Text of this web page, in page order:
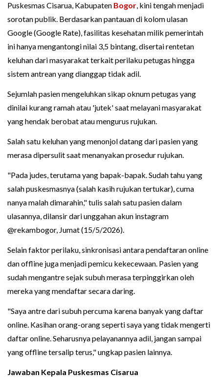
Puskesmas Cisarua, Kabupaten Bogor, kini tengah menjadi
sorotan publik. Berdasarkan pantauan di kolom ulasan
Google (Google Rate), fasilitas kesehatan milik pemerintah
ini hanya mengantongi nilai 3,5 bintang, disertai rentetan
keluhan dari masyarakat terkait perilaku petugas hingga
sistem antrean yang dianggap tidak adil.
Sejumlah pasien mengeluhkan sikap oknum petugas yang
dinilai kurang ramah atau 'jutek' saat melayani masyarakat
yang hendak berobat atau mengurus rujukan.
Salah satu keluhan yang menonjol datang dari pasien yang
merasa dipersulit saat menanyakan prosedur rujukan.
"Pada judes, terutama yang bapak-bapak. Sudah tahu yang
salah puskesmasnya (salah kasih rujukan tertukar), cuma
nanya malah dimarahin," tulis salah satu pasien dalam
ulasannya, dilansir dari unggahan akun instagram
@rekambogor, Jumat (15/5/2026).
Selain faktor perilaku, sinkronisasi antara pendaftaran online
dan offline juga menjadi pemicu kekecewaan. Pasien yang
sudah mengantre sejak subuh merasa terpinggirkan oleh
mereka yang mendaftar secara daring.
"Saya antre dari subuh percuma karena banyak yang daftar
online. Kasihan orang-orang seperti saya yang tidak mengerti
daftar online. Seharusnya pelayanannya adil, jangan sampai
yang offline tersalip terus," ungkap pasien lainnya.
Jawaban Kepala Puskesmas Cisarua